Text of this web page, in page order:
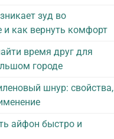
зуд во
и как вернуть комфорт
время друг для
городе
шнур: свойства,
айфон быстро и